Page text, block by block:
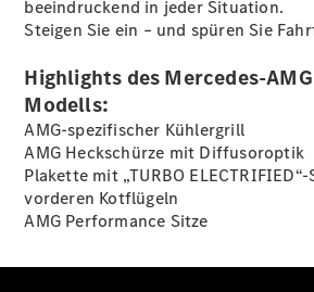
Leasing
Privatkunden
Leasing
Gewerbekunden
Finanzierung
Finanzierung
beeindruckend in jeder Situation.
Steigen Sie ein – und spüren Sie
Highlights des Mercedes-
Modells:
AMG-spezifischer Kühlergrill
AMG Heckschürze mit Diffusoroptik
Plakette mit „TURBO
vorderen Kotflügeln
AMG Performance Sitze